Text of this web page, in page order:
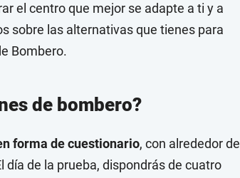
el centro que mejor se adapte a ti y a
sobre las alternativas que tienes para
Bombero.
de bombero?
forma de cuestionario, con alrededor de
día de la prueba, dispondrás de cuatro